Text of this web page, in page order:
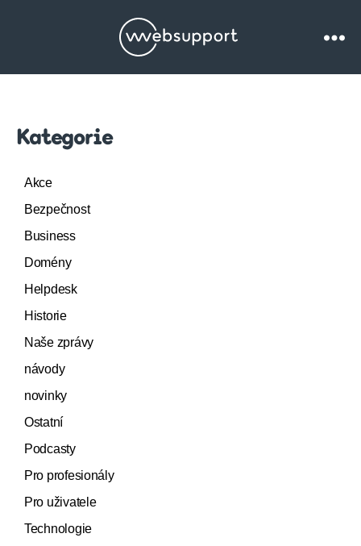
Websupport.cz
Kategorie
Akce
Bezpečnost
Business
Domény
Helpdesk
Historie
Naše zprávy
návody
novinky
Ostatní
Podcasty
Pro profesionály
Pro uživatele
Technologie